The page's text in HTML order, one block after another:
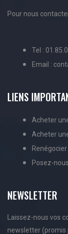
Pour nous
Tel :
Email :
LIENS
Acheter
Acheter
Posez-
NEWSLETTER
Laissez-nous vos
newsletter (promis